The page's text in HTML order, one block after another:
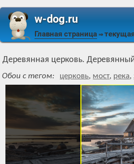
w-dog.ru
Главная страница ⇒
Деревянная церковь.
Обои с тегом: церковь, мост, река,